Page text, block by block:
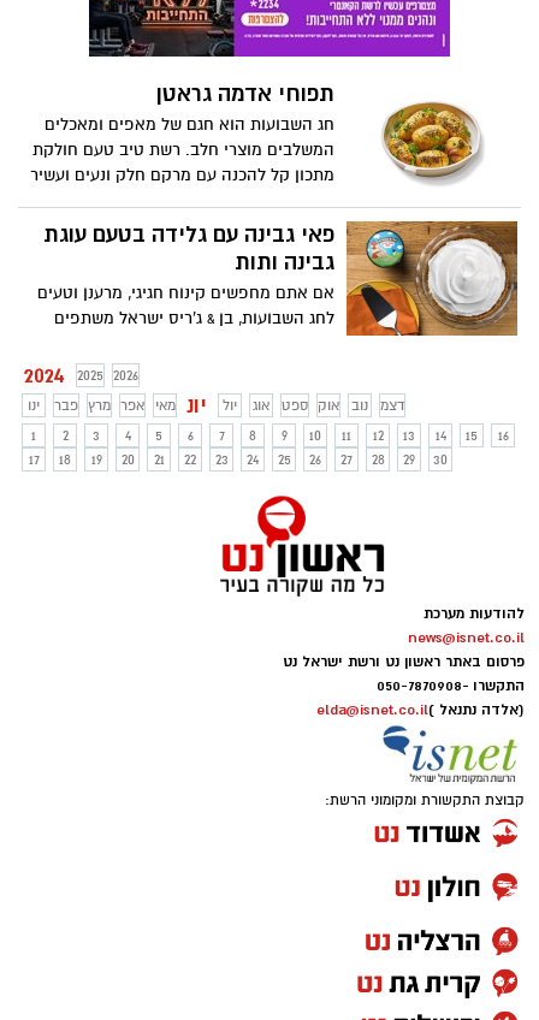
תפוחי אדמה גראטן
חג השבועות הוא חגם של מאפים ומאכלים
המשלבים מוצרי חלב. רשת טיב טעם חולקת
מתכון קל להכנה עם מרקם חלק ונעים ועשיר
פאי גבינה עם גלידה בטעם עוגת
גבינה ותות
אם אתם מחפשים קינוח חגיגי, מרענן וטעים
לחג השבועות, בן & ג'ריס ישראל משתפים
ותות. הפאי קל להכנה בבית, יפה להגשה
בשולחן החג וטעים במיוחד:
2024 2025
2026
ינו
פבר מרץ אפר מאי יונ יול אוג ספט אוק נוב
דצמ
1
2 3 4 5 6 7 8 9 10 11 12 13 14 15
16
17
18 19 20 21 22 23 24 25 26 27 28 29 30
להודעות מערכת
news@isnet.co.il
פרסום באתר ראשון נט ורשת ישראל נט
התקשרו -050-7870908
(אלדה נתנאל )elda@isnet.co.il
קבוצת התקשורת ומקומוני הרשת: